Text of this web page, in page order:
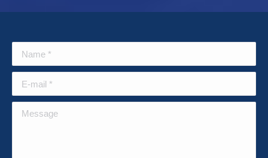
Name *
E-mail *
Message